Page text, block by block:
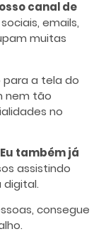
canal de
emails,
muitas
para a tela do
nem tão
no
também já
assistindo
digital.
consegue